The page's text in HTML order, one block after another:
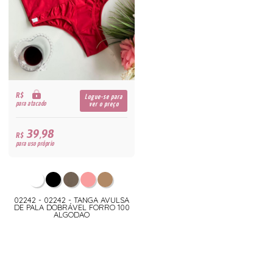
R$
para atacado
Logue-se para
ver o preço
R$39,98
para uso próprio
02242 - 02242 - TANGA AVULSA
DE PALA DOBRÁVEL FORRO 100
ALGODAO